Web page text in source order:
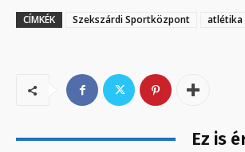
CÍMKÉK Szekszárdi Sportközpont atlétika
Ez is